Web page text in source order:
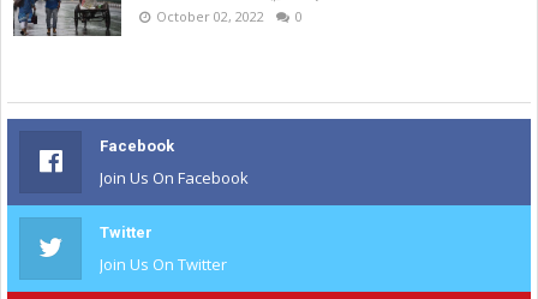
October 02, 2022 0
Facebook
Join Us On Facebook
Twitter
Join Us On Twitter